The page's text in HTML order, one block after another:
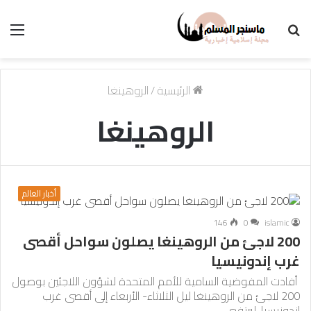
الرئيسية/الروهينغا
الروهينغا
أخبار العالم
islamic
0
146
200 لاجئ من الروهينغا يصلون سواحل أقصى
غرب إندونيسيا
أفادت المفوضية السامية للأمم المتحدة لشؤون اللاجئين بوصول
200 لاجئ من الروهينغا ليل الثلاثاء- الأربعاء إلى أقصى غرب